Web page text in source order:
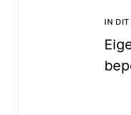
IN DIT